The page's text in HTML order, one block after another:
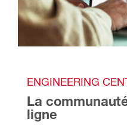
ENGINEERING
La
ligne